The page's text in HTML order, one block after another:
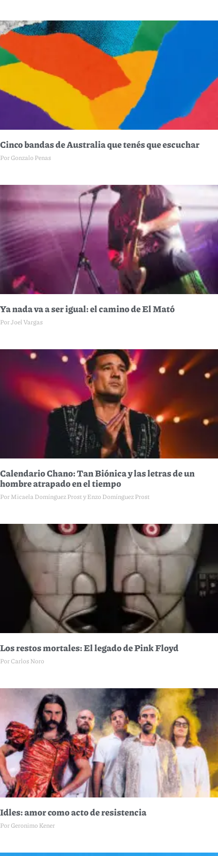
Cinco bandas de Australia que tenés que escuchar
Por Gonzalo Penas
Ya nada va a ser igual: el camino de El Mató
Por Joel Vargas
Calendario Chano: Tan Biónica y las letras de un
hombre atrapado en el tiempo
Por Micaela Domínguez Prost y Enzo Domínguez Prost
Los restos mortales: El legado de Pink Floyd
Por Carlos Noro
Idles: amor como acto de resistencia
Por Geronimo Kener